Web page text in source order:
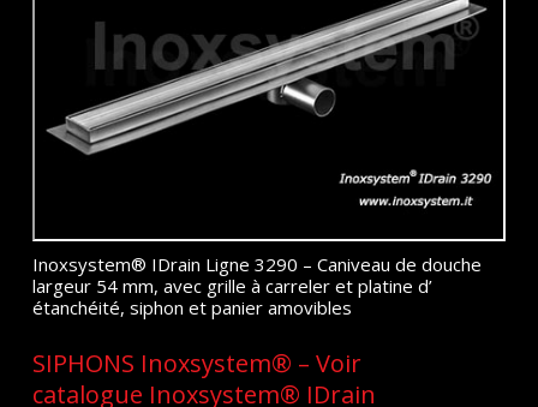
Inoxsystem® IDrain Ligne 3290 – Caniveau de douche
largeur 54 mm, avec grille à carreler et platine d’
étanchéité, siphon et panier amovibles
SIPHONS Inoxsystem® – Voir
catalogue Inoxsystem® IDrain